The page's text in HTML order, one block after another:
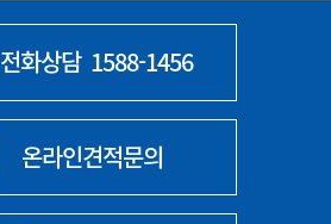
전화상담 1588-1456
온라인견적문의